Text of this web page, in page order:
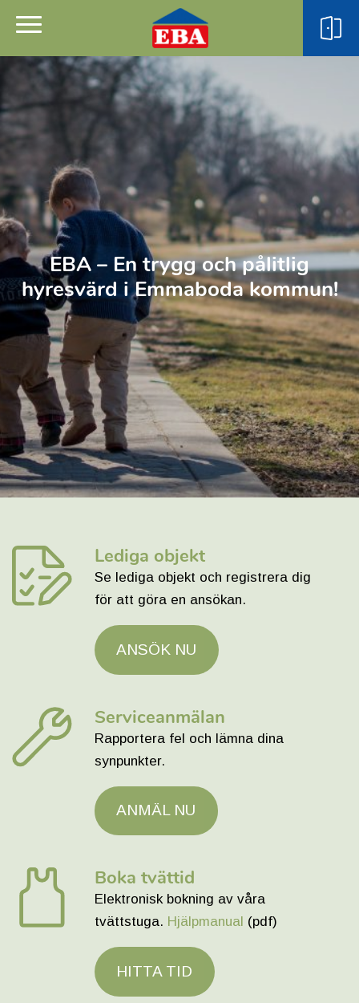
EBA – En trygg och pålitlig
hyresvärd i Emmaboda kommun!
Lediga objekt
Se lediga objekt och registrera dig
för att göra en ansökan.
ANSÖK NU
Serviceanmälan
Rapportera fel och lämna dina
synpunkter.
ANMÄL NU
Boka tvättid
Elektronisk bokning av våra
tvättstuga. Hjälpmanual (pdf)
HITTA TID